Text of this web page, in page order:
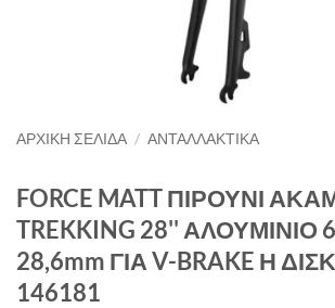
ΑΡΧΙΚΉ ΣΕΛΊΔΑ / ΑΝΤΑΛΛΑΚΤΙΚΑ
FORCE MATT ΠΙΡΟΥΝΙ
TREKKING 28'' ΑΛΟΥΜΙΝΙΟ
28,6mm ΓΙΑ V-BRAKE Η
146181